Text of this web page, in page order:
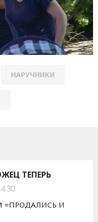
НАРУЧНИКИ
ТЕПЕРЬ
=ПРОДАЛИСЬ И